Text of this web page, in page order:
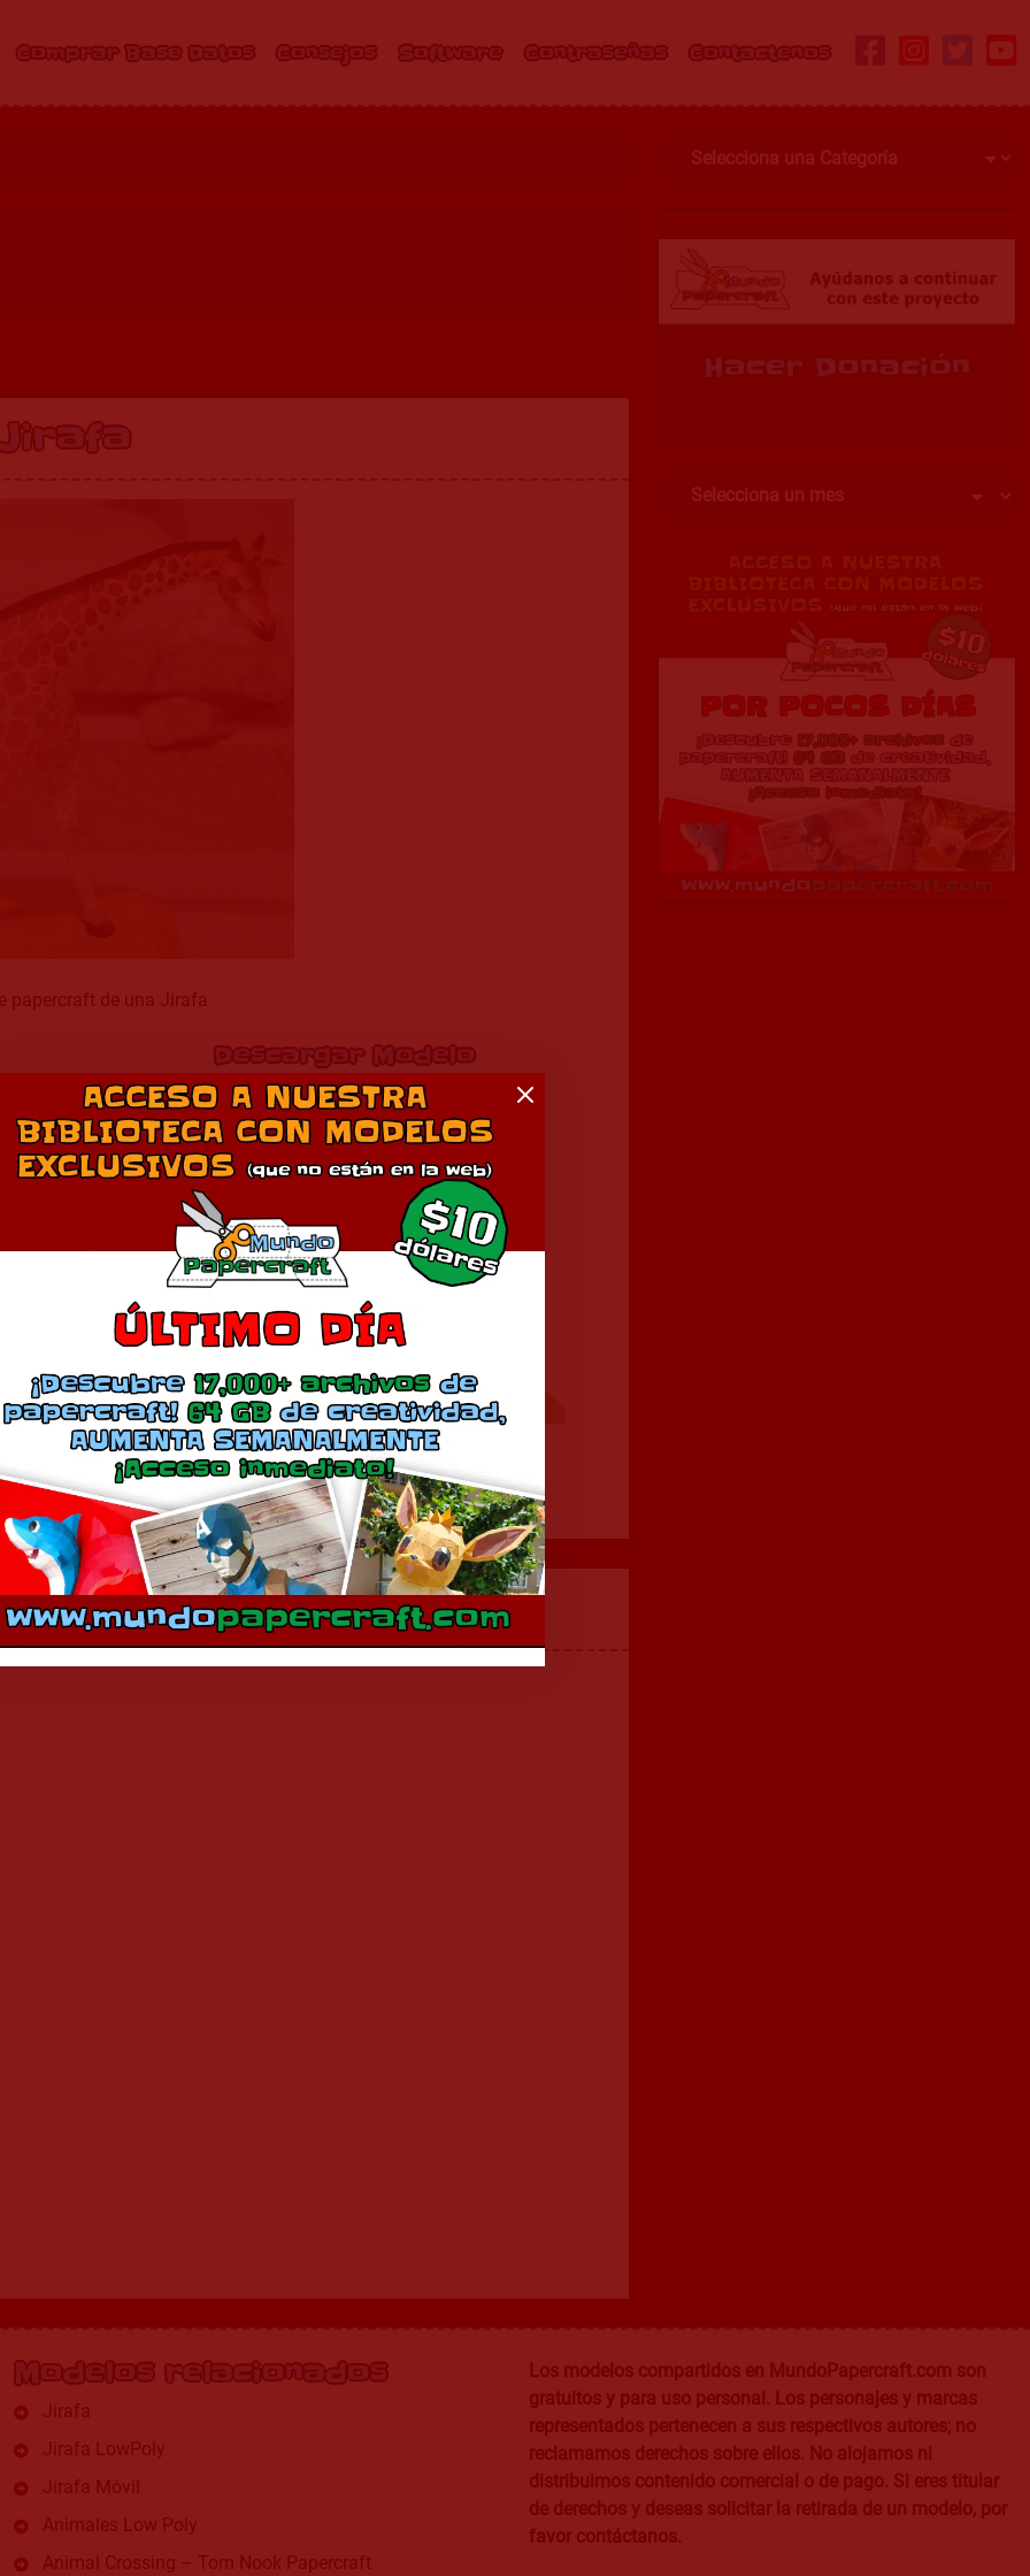
Comprar Base Datos Consejos Software Contraseñas Contactenos
papercraft de una Jirafa
Descargar Modelo
Comparte esto:
Más
Jirafa LowPoly
abril 24, 2021
En «Animales»
Jirafa Móvil
enero 2, 2019
En «Animales»
Modelos relacionados
Jirafa
Jirafa LowPoly
Jirafa Móvil
Animales Low Poly
Animal Crossing – Tom Nook Papercraft
Los modelos compartidos en MundoPapercraft.com son
gratuitos y para uso personal. Los personajes y marcas
representados pertenecen a sus respectivos autores; no
reclamamos derechos sobre ellos. No alojamos ni
distribuimos contenido comercial o de pago. Si eres titular
de derechos y deseas solicitar la retirada de un modelo, por
favor contáctanos.